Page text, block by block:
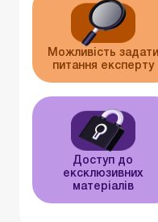
Можливість задати
питання експерту
Доступ до
ексклюзивних
матеріалів